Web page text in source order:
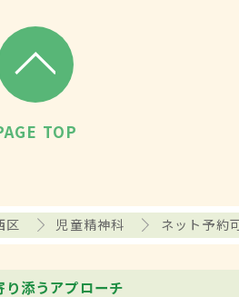
TOP
区 児童精神科 ネット予約
り添うアプローチ